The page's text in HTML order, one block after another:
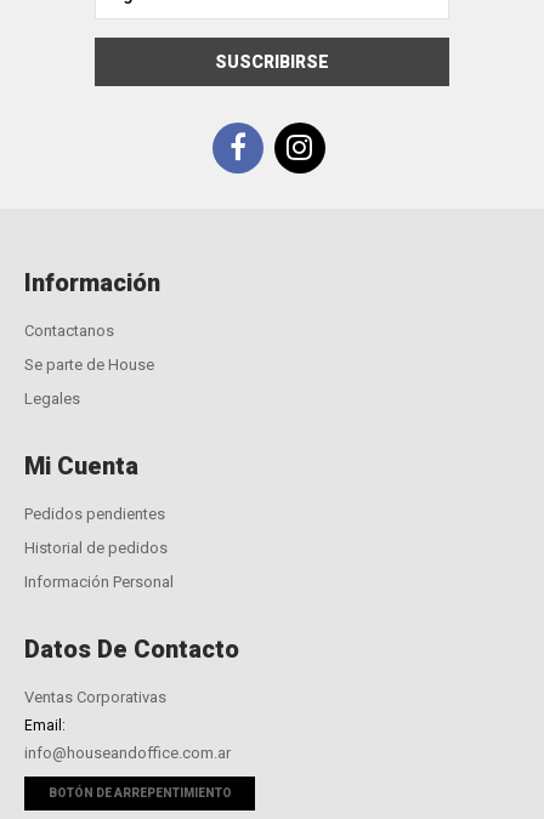
SUSCRIBIRSE
Información
Contactanos
Se parte de House
Legales
Mi Cuenta
Pedidos pendientes
Historial de pedidos
Información Personal
Datos De Contacto
Ventas Corporativas
Email:
info@houseandoffice.com.ar
BOTÓN DE ARREPENTIMIENTO